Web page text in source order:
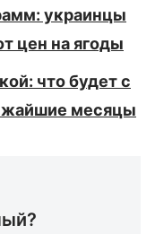
украинцы
цен на ягоды
что будет с
месяцы